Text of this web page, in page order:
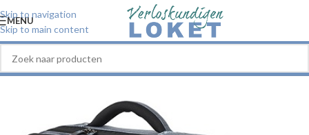
Skip to navigation
Skip to main content
MENU